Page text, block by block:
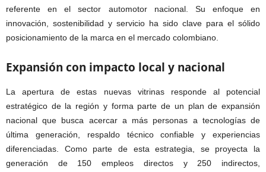
referente en el sector automotor nacional. Su enfoque en
innovación, sostenibilidad y servicio ha sido clave para el sólido
posicionamiento de la marca en el mercado colombiano.
Expansión con impacto local y nacional
La apertura de estas nuevas vitrinas responde al potencial
estratégico de la región y forma parte de un plan de expansión
nacional que busca acercar a más personas a tecnologías de
última generación, respaldo técnico confiable y experiencias
diferenciadas. Como parte de esta estrategia, se proyecta la
generación de 150 empleos directos y 250 indirectos,